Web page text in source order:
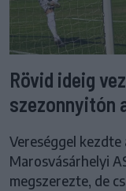
Rövid ideig
szezonnyitón
Vereséggel
Marosvásárhelyi
megszerezte, de